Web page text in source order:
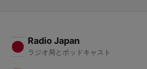
Radio Japan
ラジオ局とポッドキャスト